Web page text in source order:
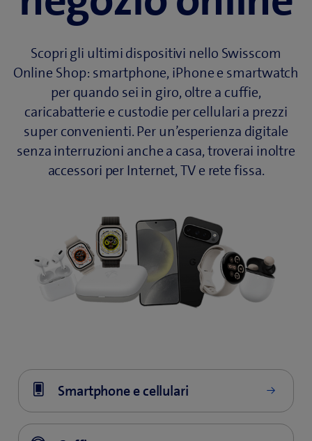
Scopri gli ultimi dispositivi nello Swisscom
Online Shop: smartphone, iPhone e smartwatch
per quando sei in giro, oltre a cuffie,
caricabatterie e custodie per cellulari a prezzi
super convenienti. Per un’esperienza digitale
senza interruzioni anche a casa, troverai inoltre
accessori per Internet, TV e rete fissa.